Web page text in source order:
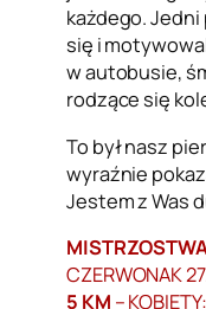
każdego.
się i
w autobusie,
rodzące się
To był nasz
wyraźnie
Jestem z Was
CZERWONAK
5 KM – KOBIETY: